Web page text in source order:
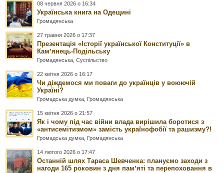
08 червня 2026 о 16:34
Українська книга на Одещині
Громадянська
27 травня 2026 о 17:37
Презентація «Історії української Конституції» в
Камʼянець-Подільську
Громадянська ,Суспільство
22 квітня 2026 о 16:17
Чи діждемося ми поваги до українців у воюючій
Україні?
Громадська думка Громадянська
15 квітня 2026 о 21:57
Як і чому під час війни влада вирішила боротися з
«антисемітизмом» замість українофобії та рашизму?!
Громадська думка Громадянська
14 лютого 2026 о 17:47
Останній шлях Тараса Шевченка: плануємо заходи з
нагоди 165 роковин з дня памʼяті та перепоховання в